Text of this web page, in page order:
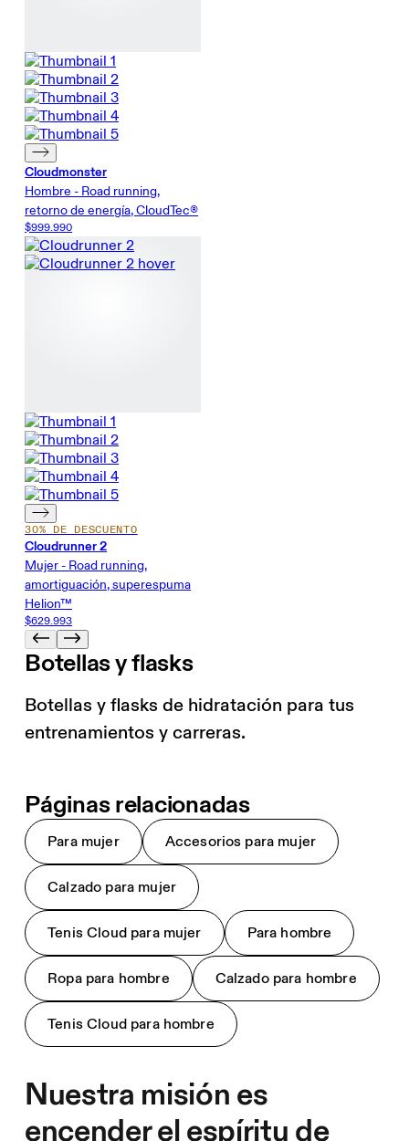
Cloudmonster
Hombre - Road running,
retorno de energía, CloudTec®
$999.990
30% DE DESCUENTO
Cloudrunner 2
Mujer - Road running,
amortiguación, superespuma
Helion™
$629.993
Botellas y flasks
Botellas y flasks de hidratación para tus
entrenamientos y carreras.
Páginas relacionadas
Para mujer Accesorios para mujer
Calzado para mujer
Tenis Cloud para mujer Para hombre
Ropa para hombre Calzado para hombre
Tenis Cloud para hombre
Nuestra misión es
encender el espíritu de